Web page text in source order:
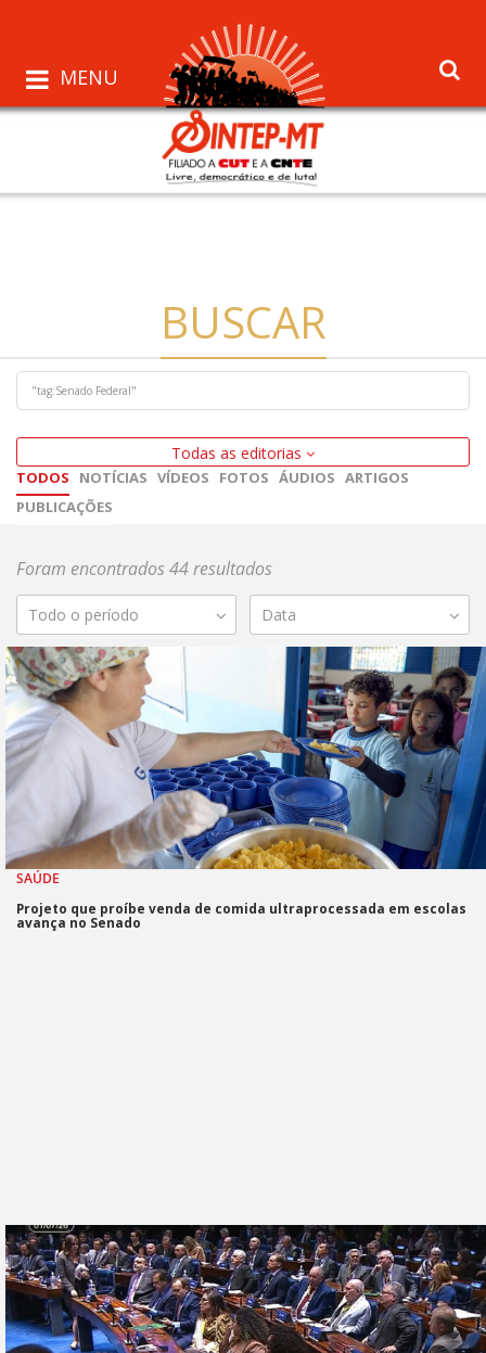
MENU
BUSCAR
Todas as editorias
TODOS NOTÍCIAS VÍDEOS FOTOS ÁUDIOS ARTIGOS
PUBLICAÇÕES
Foram encontrados 44 resultados
Todo o período Data
SAÚDE
Projeto que proíbe venda de comida ultraprocessada em escolas
avança no Senado